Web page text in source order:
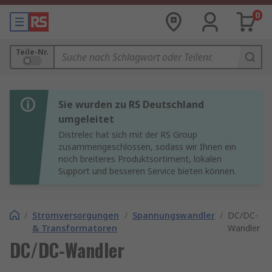
0
Teile-Nr.
Sie wurden zu RS Deutschland
umgeleitet
Distrelec hat sich mit der RS Group
zusammengeschlossen, sodass wir Ihnen ein
noch breiteres Produktsortiment, lokalen
Support und besseren Service bieten können.
/ Stromversorgungen
& Transformatoren
/ Spannungswandler / DC/DC-
Wandler
DC/DC-Wandler